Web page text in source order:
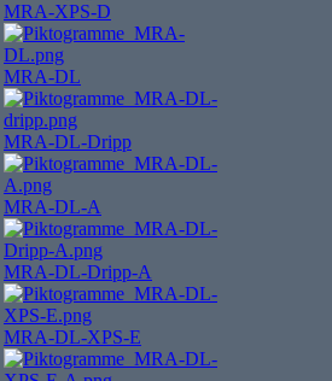
MRA-XPS-D
MRA-DL
MRA-DL-Dripp
MRA-DL-A
MRA-DL-Dripp-A
MRA-DL-XPS-E